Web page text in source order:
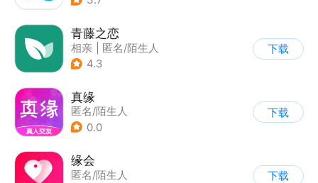
青藤之恋
相亲
匿名/陌生人
4.3
下载
真缘
匿名/陌生人
0.0
下载
缘会
匿名/陌生人
下载